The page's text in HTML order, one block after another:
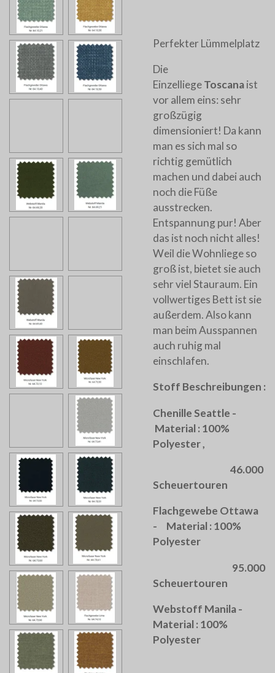
Perfekter Lümmelplatz
Die
EinzelliegeToscanaist
vor allem eins: sehr
großzügig
dimensioniert! Da kann
man es sich mal so
richtig gemütlich
machen und dabei auch
noch die Füße
ausstrecken.
Entspannung pur! Aber
das ist noch nicht alles!
Weil die Wohnliege so
groß ist, bietet sie auch
sehr viel Stauraum. Ein
vollwertiges Bett ist sie
außerdem. Also kann
man beim Ausspannen
auch ruhig mal
einschlafen.
Stoff Beschreibungen :
Chenille Seattle -
Material : 100%
Polyester ,
46.000
Scheuertouren
Flachgewebe Ottawa
- Material : 100%
Polyester
95.000
Scheuertouren
Webstoff Manila -
Material : 100%
Polyester